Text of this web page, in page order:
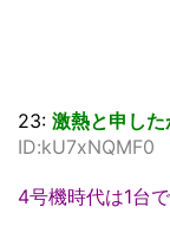
23: 激熱と申した
ID:kU7xNQMF0
4号機時代は1台